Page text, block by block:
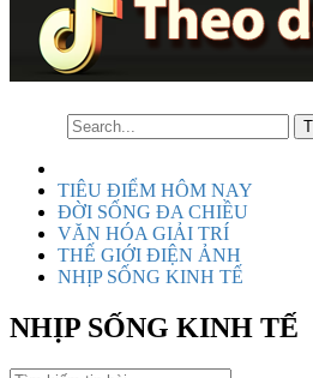
TIÊU ĐIỂM HÔM NAY
ĐỜI SỐNG ĐA CHIỀU
VĂN HÓA GIẢI TRÍ
THẾ GIỚI ĐIỆN ẢNH
NHỊP SỐNG KINH TẾ
NHỊP SỐNG KINH TẾ